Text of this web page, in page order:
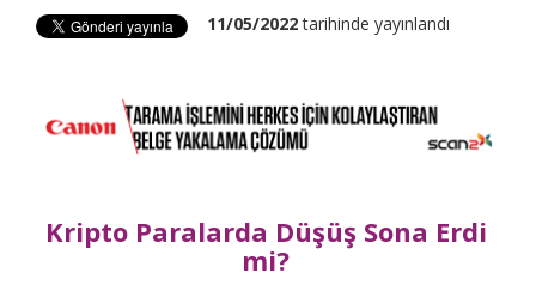
11/05/2022tarihinde yayınlandı
Kripto Paralarda Düşüş Sona Erdi
mi?